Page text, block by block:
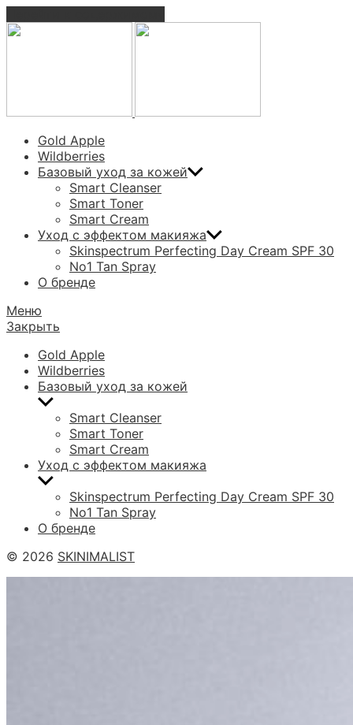
Gold Apple
Wildberries
Базовый уход за кожей
Smart Cleanser
Smart Toner
Smart Cream
Уход с эффектом макияжа
Skinspectrum Perfecting Day Cream SPF 30
No1 Tan Spray
О бренде
Меню
Закрыть
Gold Apple
Wildberries
Базовый уход за кожей
Показывать
подменюSmart Cleanser
Smart Toner
Smart Cream
Уход с эффектом макияжа
Показывать
подменюSkinspectrum Perfecting Day Cream SPF 30
No1 Tan Spray
О бренде
© 2026 SKINIMALIST